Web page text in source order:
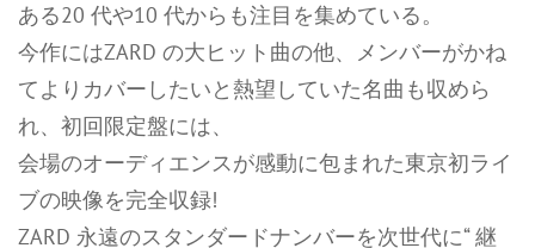
ある20 代や10 代からも注目を集めている。
今作にはZARD の大ヒット曲の他、メンバーがかね
てよりカバーしたいと熱望していた名曲も収めら
れ、初回限定盤には、
会場のオーディエンスが感動に包まれた東京初ライ
ブの映像を完全収録!
ZARD 永遠のスタンダードナンバーを次世代に“ 継